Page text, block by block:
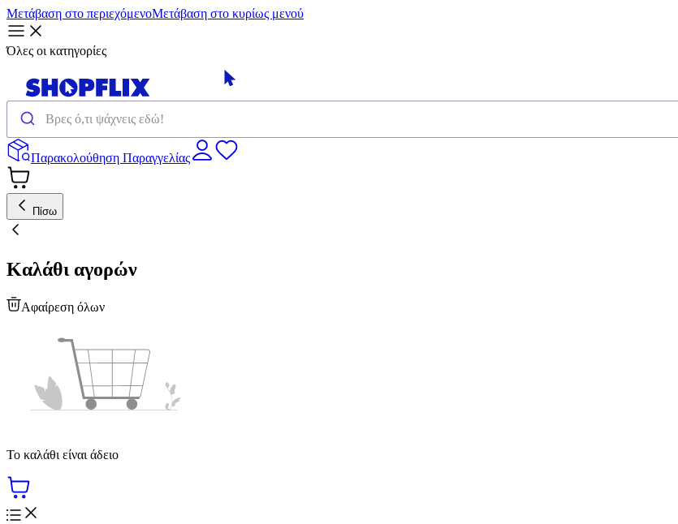
Μετάβαση στο περιεχόμενοΜετάβαση στο κυρίως μενού
Όλες οι κατηγορίες
Παρακολούθηση Παραγγελίας
Πίσω
Καλάθι αγορών
Αφαίρεση όλων
Το καλάθι είναι άδειο